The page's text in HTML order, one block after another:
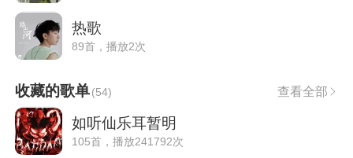
热歌
89首，播放2次
收藏的歌单(54) 查看全部
如听仙乐耳暂明
105首，播放241792次